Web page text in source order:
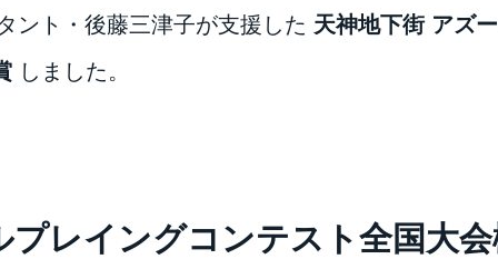
ント・後藤三津子が支援した 天神地下街 アズ
しました。
プレイングコンテスト全国大